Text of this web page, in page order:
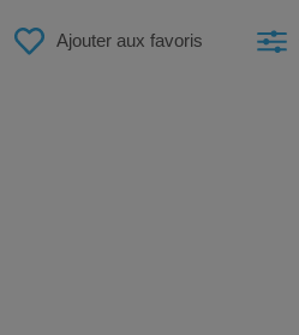
Ajouter aux favoris